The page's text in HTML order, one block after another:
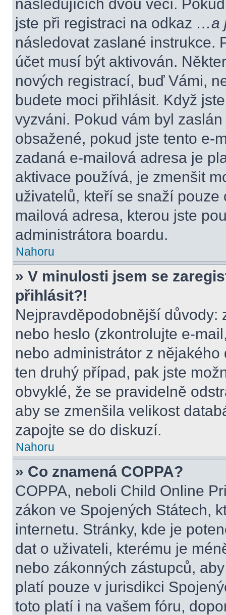
následujících dvou věcí.
jste při registraci na odkaz …a
následovat zaslané instrukce.
účet musí být aktivován.
nových registrací, buď Vámi,
budete moci přihlásit. Když
vyzváni. Pokud vám byl
obsažené, pokud jste tento e-
zadaná e-mailová adresa je
aktivace používá, je zmenšit
uživatelů, kteří se snaží
mailová adresa, kterou jste
administrátora boardu.
Nahoru
» V minulosti jsem se
přihlásit?!
Nejpravděpodobnější důvody:
nebo heslo (zkontrolujte e-
nebo administrátor z
ten druhý případ, pak jste
obvyklé, že se pravidelně
aby se zmenšila velikost
zapojte se do diskuzí.
Nahoru
» Co znamená COPPA?
COPPA, neboli Child Online
zákon ve Spojených Státech,
internetu. Stránky, kde je
dat o uživateli, kterému je
nebo zákonných zástupců,
platí pouze v jurisdikci
toto platí i na vašem fóru,